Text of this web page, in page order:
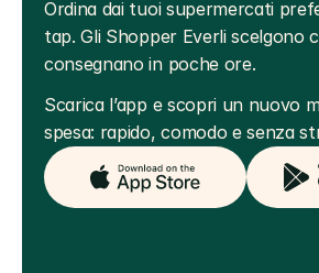
Ordina dai tuoi supermercati
tap. Gli Shopper Everli scelgono
consegnano in poche ore.
Scarica l’app e scopri un nuovo
spesa: rapido, comodo e senza